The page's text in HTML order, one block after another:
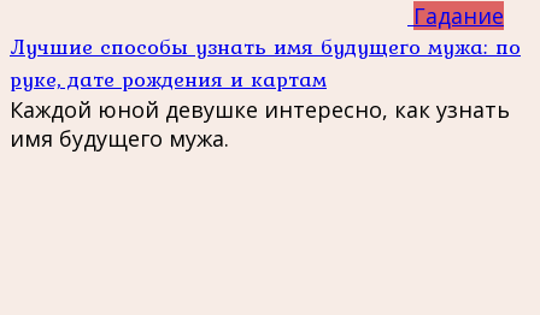
Гадание
Лучшие способы узнать имя будущего мужа: по
руке, дате рождения и картам
Каждой юной девушке интересно, как узнать
имя будущего мужа.